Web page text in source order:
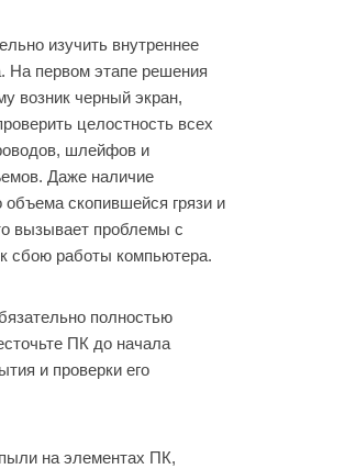
изучить внутреннее
На первом этапе решения
возник черный экран,
целостность всех
шлейфов и
Даже наличие
объема скопившейся грязи и
вызывает проблемы с
сбою работы компьютера.
полностью
ПК до начала
и проверки его
на элементах ПК,